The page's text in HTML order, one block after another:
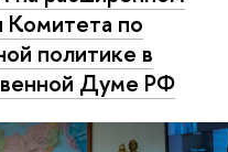
Комитета по
политике в
Думе РФ